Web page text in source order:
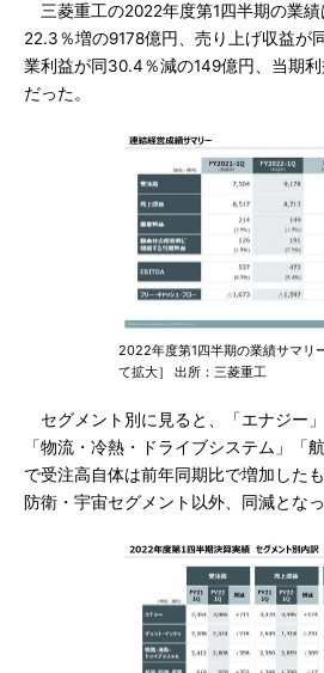
三菱重工の2022年度第1四半期の業
22.3％増の9178億円、売り上げ収益が
業利益が同30.4％減の149億円、当期利
だった。
2022年度第1四半期の業績サマリ
て拡大］ 出所：三菱重工
セグメント別に見ると、「エナジー」
「物流・冷熱・ドライブシステム」「
で受注高自体は前年同期比で増加した
防衛・宇宙セグメント以外、同減となっ